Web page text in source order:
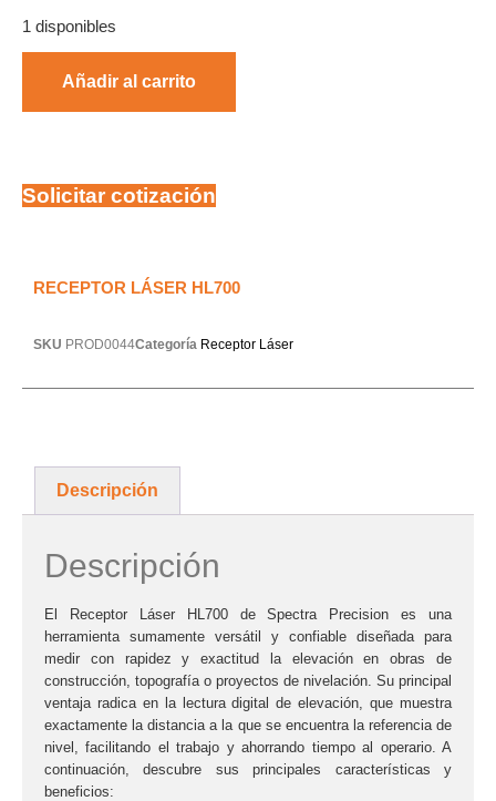
1 disponibles
Añadir al carrito
Solicitar cotización
RECEPTOR LÁSER HL700
SKU PROD0044Categoría Receptor Láser
Descripción
Descripción
El Receptor Láser HL700deSpectra Precision es una
herramienta sumamente versátil y confiable diseñada para
medir con rapidez y exactitud la elevación en obras de
construcción, topografía o proyectos de nivelación. Su principal
ventaja radica en la lectura digital de elevación , que muestra
exactamente la distancia a la que se encuentra la referencia de
nivel, facilitando el trabajo y ahorrando tiempo al operario. A
continuación, descubre sus principales características y
beneficios: